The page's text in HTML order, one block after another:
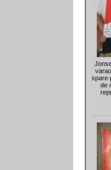
spare
de